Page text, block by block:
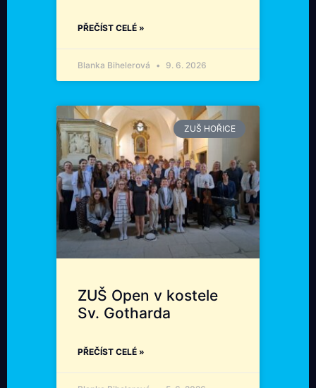
PŘEČÍST CELÉ »
Blanka Bihelerová 9. 6. 2026
ZUŠ HOŘICE
ZUŠ Open v kostele
Sv. Gotharda
PŘEČÍST CELÉ »